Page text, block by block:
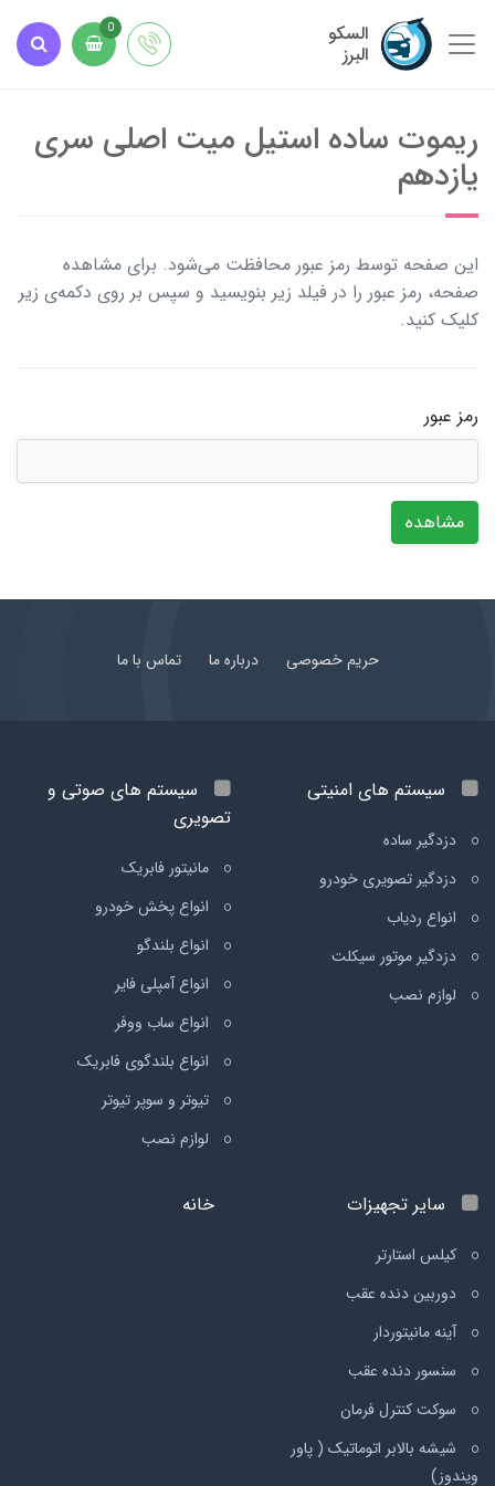
السکو
البرز
0
ریموت ساده استیل میت اصلی سری
یازدهم
این صفحه توسط رمز عبور محافظت می‌شود. برای مشاهده
صفحه، رمز عبور را در فیلد زیر بنویسید و سپس بر روی دکمه‌ی زیر
کلیک کنید.
رمز عبور
مشاهده
حریم خصوصی درباره ما تماس با ما
سیستم های امنیتی
دزدگیر ساده
دزدگیر تصویری خودرو
انواع ردیاب
دزدگیر موتور سیکلت
لوازم نصب
سیستم های صوتی و
تصویری
مانیتور فابریک
انواع پخش خودرو
انواع بلندگو
انواع آمپلی فایر
انواع ساب ووفر
انواع بلندگوی فابریک
تیوتر و سوپر تیوتر
لوازم نصب
سایر تجهیزات
کیلس استارتر
دوربین دنده عقب
آینه مانیتوردار
سنسور دنده عقب
سوکت کنترل فرمان
شیشه بالابر اتوماتیک ( پاور
ویندوز)
خانه